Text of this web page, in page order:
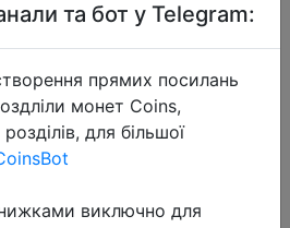
Gun mini 4-
массажа 3
35 дБ 66 дней
(YMFG-M352)
руб.
та бот у Telegram:
прямих посилань
монет Coins,
для більшої
виключно для